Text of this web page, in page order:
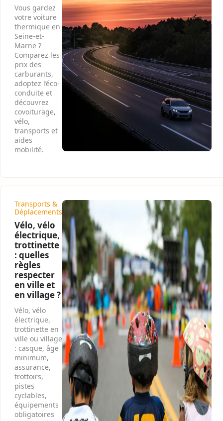
Vous gardez
votre voiture
thermique en
Seine-et-
Marne ?
Comparez les
prix des
carburants,
adoptez l’éco-
conduite et
découvrez
covoiturage,
vélo,
transports et
aides
mobilité.
Transports &
Déplacements
Vélo, vélo
électrique,
trottinette
: quelles
règles
respecter
en ville et
en village ?
Vélo, vélo
électrique,
trottinette en
ville ou village
: casque, âge
minimum,
assurance,
trottoirs,
pistes
cyclables,
équipements
obligatoires